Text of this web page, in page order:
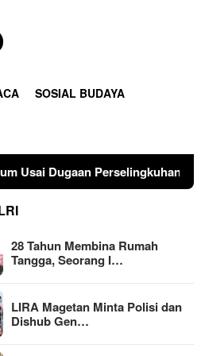
SOSIAL BUDAYA
Suami di Sulawesi Tengah
28 Tahun Membina Rumah
Tangga, Seorang I…
LIRA Magetan Minta Polisi dan
Dishub Gen…